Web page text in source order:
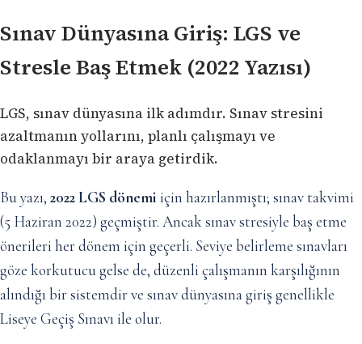
Sınav Dünyasına Giriş: LGS ve
Stresle Baş Etmek (2022 Yazısı)
LGS, sınav dünyasına ilk adımdır. Sınav stresini
azaltmanın yollarını, planlı çalışmayı ve
odaklanmayı bir araya getirdik.
Bu yazı, 2022 LGS dönemi için hazırlanmıştı; sınav takvimi
(5 Haziran 2022) geçmiştir. Ancak sınav stresiyle baş etme
önerileri her dönem için geçerli. Seviye belirleme sınavları
göze korkutucu gelse de, düzenli çalışmanın karşılığının
alındığı bir sistemdir ve sınav dünyasına giriş genellikle
Liseye Geçiş Sınavı ile olur.